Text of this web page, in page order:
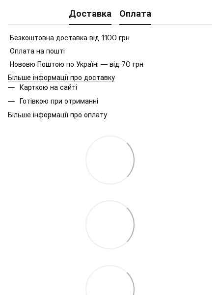
Доставка Оплата
Безкоштовна доставка від 1100 грн
Оплата на пошті
Нововю Поштою по Україні — від 70 грн
Більше інформації про доставку
Карткою на сайті
Готівкою при отриманні
Більше інформації про оплату